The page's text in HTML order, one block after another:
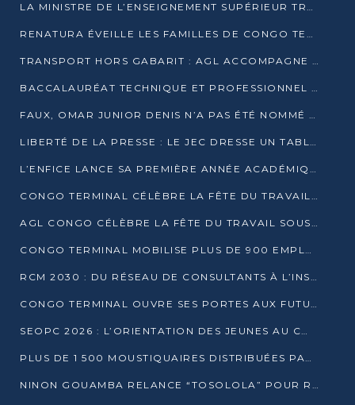
LA MINISTRE DE L’ENSEIGNEMENT SUPÉRIEUR TRACE SA FEUILLE DE ROUTE
RENATURA ÉVEILLE LES FAMILLES DE CONGO TERMINAL À LA PROTECTION DE L’ENVIRONNEMENT
TRANSPORT HORS GABARIT : AGL ACCOMPAGNE LE DÉVELOPPEMENT DU SECTEUR BRASSICOLE AU CONGO
BACCALAURÉAT TECHNIQUE ET PROFESSIONNEL : 16 352 CANDIDATS LANCÉS DANS LES ÉPREUVES D’EPS
FAUX, OMAR JUNIOR DENIS N’A PAS ÉTÉ NOMMÉ AIDE DE CAMP ADJOINT DE DENIS SASSOU NGUESSO
LIBERTÉ DE LA PRESSE : LE JEC DRESSE UN TABLEAU PRÉOCCUPANT AU CONGO
L’ENFICE LANCE SA PREMIÈRE ANNÉE ACADÉMIQUE AVEC 100 FUTURS ENSEIGNANTS
CONGO TERMINAL CÉLÈBRE LA FÊTE DU TRAVAIL AVEC SES COLLABORATEURS À POINTE-NOIRE
AGL CONGO CÉLÈBRE LA FÊTE DU TRAVAIL SOUS LE SIGNE DE LA COHÉSION
CONGO TERMINAL MOBILISE PLUS DE 900 EMPLOYÉS AUTOUR DE LA SÉCURITÉ AU TRAVAIL
RCM 2030 : DU RÉSEAU DE CONSULTANTS À L’INSTRUMENT DE PUISSANCE EN AFRIQUE FRANCOPHONE
CONGO TERMINAL OUVRE SES PORTES AUX FUTURS INGÉNIEURS AU FORUM DES MÉTIERS D’UCAC-ICAM
SEOPC 2026 : L’ORIENTATION DES JEUNES AU CŒUR DE LA DEUXIÈME ÉDITION
PLUS DE 1 500 MOUSTIQUAIRES DISTRIBUÉES PAR AGL ET CONGO TERMINAL DANS LA LUTTE CONTRE LE PALUDISME
NINON GOUAMBA RELANCE “TOSOLOLA” POUR RENFORCER LE DIALOGUE AVEC LES CITOYENS